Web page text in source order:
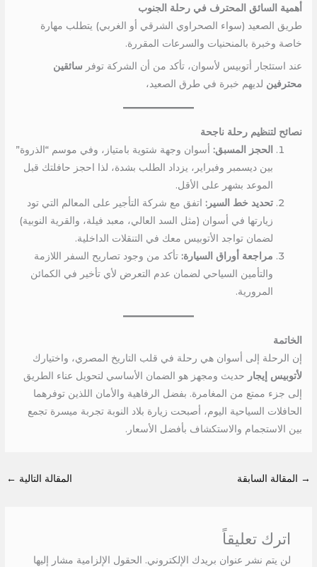
أهمية السائق المحترف في رحلة الجنوب
طريق الصعيد (سواء الصحراوي الشرقي أو الغربي) يتطلب مهارة
خاصة وخبرة بالمنحنيات والسرعات المقررة.
عند استئجار أتوبيس لأسوان، تأكد من أن الشركة توفر سائقين
محترفين لديهم خبرة في طرق الصعيد،
نصائح لتنظيم رحلة ناجحة
الحجز المسبق: أسوان وجهة شتوية بامتياز، وفي موسم “الذروة”
بين ديسمبر وفبراير، يزداد الطلب بشدة، لذا احجز حافلتك قبل
الموعد بشهر على الأقل.
تحديد خط السير: اتفق مع شركة التأجير على المعالم التي تود
زيارتها في أسوان (مثل السد العالي، معبد فيلة، والقرية النوبية)
لضمان تواجد الأتوبيس معك في التنقلات الداخلية.
مراجعة أوراق السيارة: تأكد من وجود تصاريح السفر اللازمة
والتأمين السياحي لضمان عدم التعرض لأي تأخير في الكمائن
المرورية.
الخاتمة
إن الرحلة إلى أسوان هي رحلة في قلب التاريخ المصري، واختيارك
لأتوبيس إيجار حديث ومجهز هو الضمان الأساسي لتحويل عناء الطريق
إلى جزء ممتع من المغامرة. بفضل الرفاهية والأمان اللذين توفرهما
الحافلات السياحية اليوم، أصبحت زيارة بلاد النوبة تجربة ميسرة تجمع
بين الاستجمام والاستكشاف بأفضل الأسعار.
→ المقالة السابقة المقالة التالية ←
اترك تعليقاً
لن يتم نشر عنوان بريدك الإلكتروني. الحقول الإلزامية مشار إليها